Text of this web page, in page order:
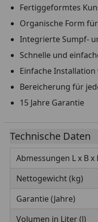
Fertiggeformtes
Organische Form
Integrierte Sumpf-
Schnelle und
Einfache Installation
Bereicherung für
15 Jahre Garantie
Technische Daten
Abmessungen L x B x
Nettogewicht (kg)
Garantie (Jahre)
Volumen in Liter (l)